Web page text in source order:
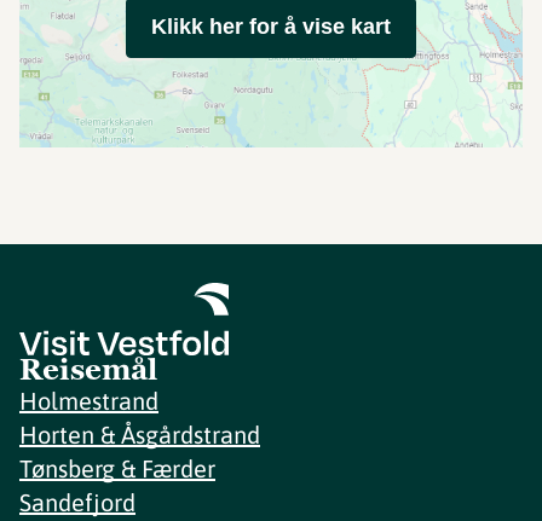
Klikk her for å vise kart
Reisemål
Holmestrand
Horten & Åsgårdstrand
Tønsberg & Færder
Sandefjord